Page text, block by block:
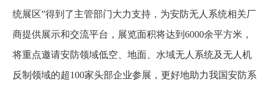
统展区”得到了主管部门大力支持，为安防无人系统相关厂
商提供展示和交流平台，展览面积将达到6000余平方米，
将重点邀请安防领域低空、地面、水域无人系统及无人机
反制领域的超100家头部企业参展，更好地助力我国安防系